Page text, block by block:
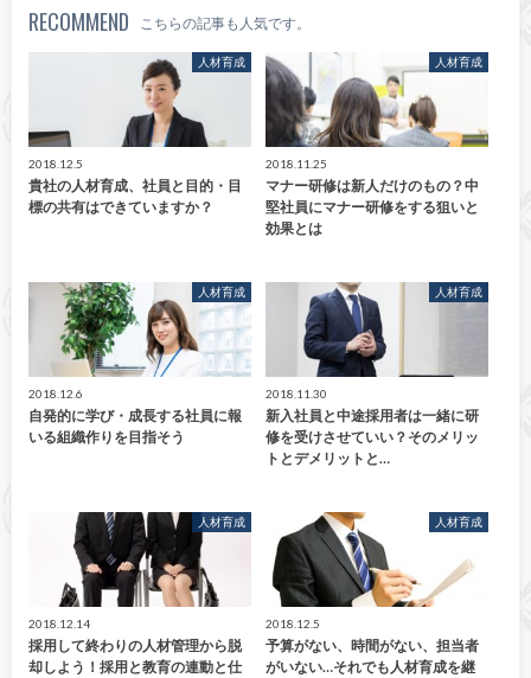
RECOMMEND こちらの記事も人気です。
人材育成
2018.12.5
貴社の人材育成、社員と目的・目
標の共有はできていますか？
人材育成
2018.11.25
マナー研修は新人だけのもの？中
堅社員にマナー研修をする狙いと
効果とは
人材育成
2018.12.6
自発的に学び・成長する社員に報
いる組織作りを目指そう
人材育成
2018.11.30
新入社員と中途採用者は一緒に研
修を受けさせていい？そのメリッ
トとデメリットと…
人材育成
2018.12.14
採用して終わりの人材管理から脱
却しよう！採用と教育の連動と仕
人材育成
2018.12.5
予算がない、時間がない、担当者
がいない…それでも人材育成を継